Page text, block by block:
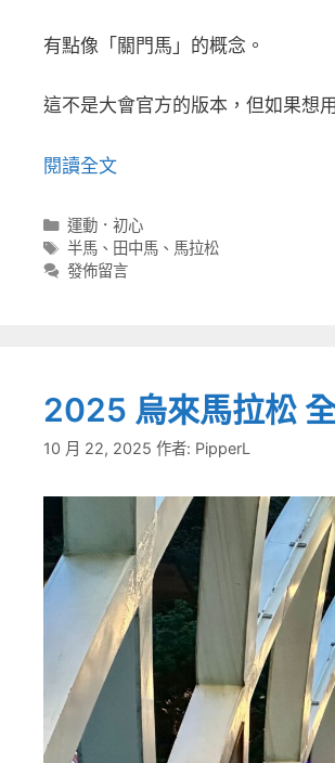
有點像「關門馬」的概念。
這不是大會官方的版本，但如果想
閱讀全文
分
類
運動．初心
標
籤
半馬、 田中馬、 馬拉松
發佈留言
2025 烏來馬拉松
10 月 22, 2025 作者: PipperL